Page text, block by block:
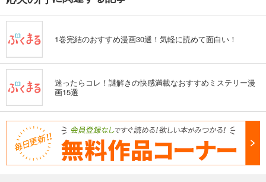
1巻完結のおすすめ漫画30選！気軽に読めて面白い！
迷ったらコレ！謎解きの快感満載なおすすめミステリー漫
画15選